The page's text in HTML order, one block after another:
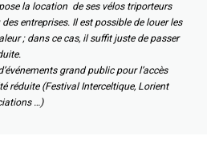
la location de ses vélos triporteurs
entreprises. Il est possible de louer les
; dans ce cas, il suffit juste de passer
grand public pour l’accès
réduite (Festival Interceltique, Lorient
…)